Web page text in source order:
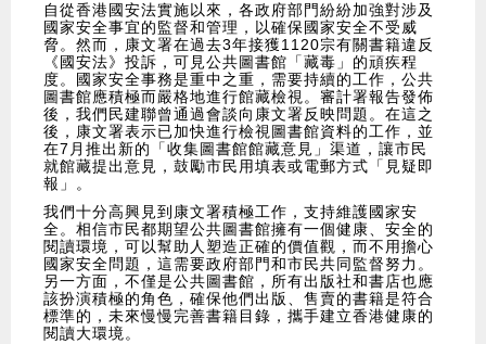
自從香港國安法實施以來，各政府部門紛紛加強對涉及
國家安全事宜的監督和管理，以確保國家安全不受威
脅。然而，康文署在過去3年接獲1120宗有關書籍違反
《國安法》投訴，可見公共圖書館「藏毒」的頑疾程
度。國家安全事務是重中之重，需要持續的工作，公共
圖書館應積極而嚴格地進行館藏檢視。審計署報告發佈
後，我們民建聯曾通過會談向康文署反映問題。在這之
後，康文署表示已加快進行檢視圖書館資料的工作，並
在7月推出新的「收集圖書館館藏意見」渠道，讓市民
就館藏提出意見，鼓勵市民用填表或電郵方式「見疑即
報」。
我們十分高興見到康文署積極工作，支持維護國家安
全。相信市民都期望公共圖書館擁有一個健康、安全的
閱讀環境，可以幫助人塑造正確的價值觀，而不用擔心
國家安全問題，這需要政府部門和市民共同監督努力。
另一方面，不僅是公共圖書館，所有出版社和書店也應
該扮演積極的角色，確保他們出版、售賣的書籍是符合
標準的，未來慢慢完善書籍目錄，攜手建立香港健康的
閱讀大環境。